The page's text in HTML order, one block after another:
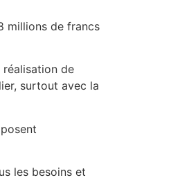
millions de francs
de
surtout avec la
les besoins et